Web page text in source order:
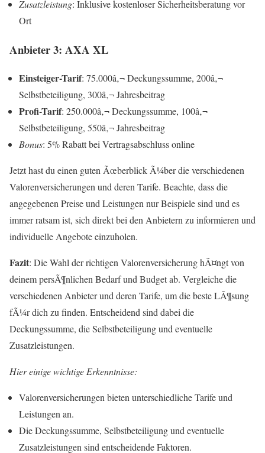
Zusatzleistung: Inklusive kostenloser Sicherheitsberatung vor
Ort
Anbieter 3: AXA XL
Einsteiger-Tarif: 75.000â‚¬ Deckungssumme, 200â‚¬
Selbstbeteiligung, 300â‚¬ Jahresbeitrag
Profi-Tarif: 250.000â‚¬ Deckungssumme, 100â‚¬
Selbstbeteiligung, 550â‚¬ Jahresbeitrag
Bonus: 5% Rabatt bei Vertragsabschluss online
Jetzt hast du einen guten Ãœberblick Ã¼ber die verschiedenen
Valorenversicherungen und deren Tarife. Beachte, dass die
angegebenen Preise und Leistungen nur Beispiele sind und es
immer ratsam ist, sich direkt bei den Anbietern zu informieren und
individuelle Angebote einzuholen.
Fazit: Die Wahl der richtigen Valorenversicherung hÃ¤ngt von
deinem persÃ¶nlichen Bedarf und Budget ab. Vergleiche die
verschiedenen Anbieter und deren Tarife, um die beste LÃ¶sung
fÃ¼r dich zu finden. Entscheidend sind dabei die
Deckungssumme, die Selbstbeteiligung und eventuelle
Zusatzleistungen.
Hier einige wichtige Erkenntnisse:
Valorenversicherungen bieten unterschiedliche Tarife und
Leistungen an.
Die Deckungssumme, Selbstbeteiligung und eventuelle
Zusatzleistungen sind entscheidende Faktoren.